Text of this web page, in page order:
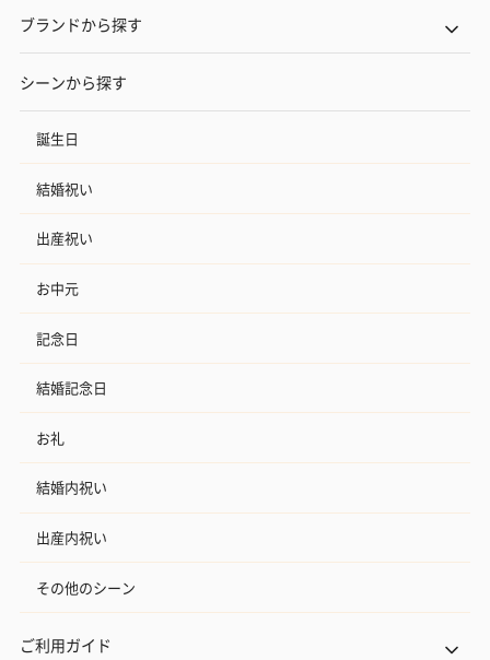
ブランドから探す
シーンから探す
誕生日
結婚祝い
出産祝い
お中元
記念日
結婚記念日
お礼
結婚内祝い
出産内祝い
その他のシーン
ご利用ガイド